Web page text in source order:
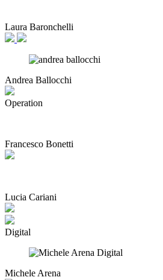
Laura Baronchelli
Andrea Ballocchi
Operation
Francesco Bonetti
Lucia Cariani
Digital
Michele Arena